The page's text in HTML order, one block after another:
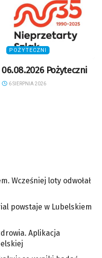
POŻYTECZNI
06.08.2026 Pożyteczni
6 SIERPNIA 2026
Wcześniej loty odwołał
powstaje w Lubelskiem
Aplikacja